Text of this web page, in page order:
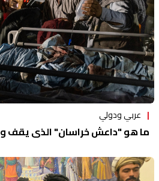
عربي ودولي
ما هو "داعش خراسان" الذي يقف